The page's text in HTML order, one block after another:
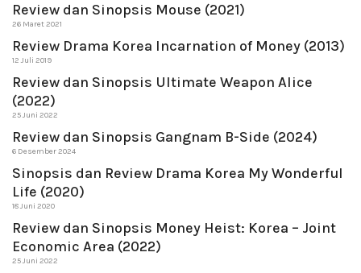
Review dan Sinopsis Mouse (2021)
26 Maret 2021
Review Drama Korea Incarnation of Money (2013)
12 Juli 2019
Review dan Sinopsis Ultimate Weapon Alice
(2022)
25 Juni 2022
Review dan Sinopsis Gangnam B-Side (2024)
6 Desember 2024
Sinopsis dan Review Drama Korea My Wonderful
Life (2020)
18 Juni 2020
Review dan Sinopsis Money Heist: Korea – Joint
Economic Area (2022)
25 Juni 2022